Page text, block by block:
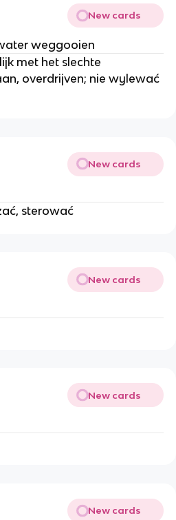
New cards
weggooien
met het slechte
overdrijven; nie wylewać
New cards
sterować
New cards
New cards
New cards